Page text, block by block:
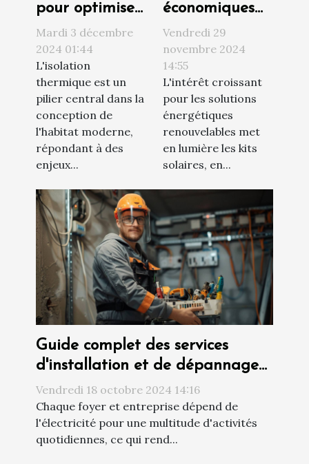
pour optimiser
l'isolation
thermique
dans l'habitat
moderne
Mardi 3 décembre
2024 01:44
L'isolation
thermique est un
pilier central dans la
conception de
l'habitat moderne,
répondant à des
enjeux...
économiques
et écologiques
des kits
solaires pour
habitations
isolées
Vendredi 29
novembre 2024
14:55
L'intérêt croissant
pour les solutions
énergétiques
renouvelables met
en lumière les kits
solaires, en...
Guide complet des services
d'installation et de dépannage
électrique
Vendredi 18 octobre 2024 14:16
Chaque foyer et entreprise dépend de
l'électricité pour une multitude d'activités
quotidiennes, ce qui rend...